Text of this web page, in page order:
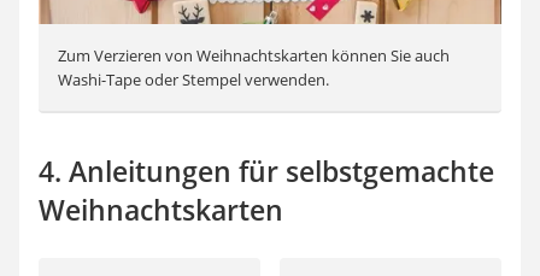
Zum Verzieren von Weihnachtskarten können Sie auch
Washi-Tape oder Stempel verwenden.
4. Anleitungen für selbstgemachte
Weihnachtskarten